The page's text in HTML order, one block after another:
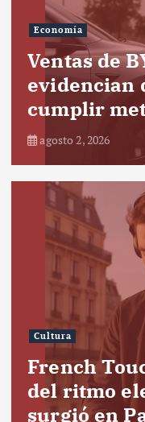
Economía
Ventas de
evidencian
cumplir
agosto 2, 2026
Cultura
French
del ritmo
surgió en